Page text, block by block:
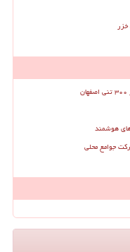
خزر
هوشمند
جوامع محلی